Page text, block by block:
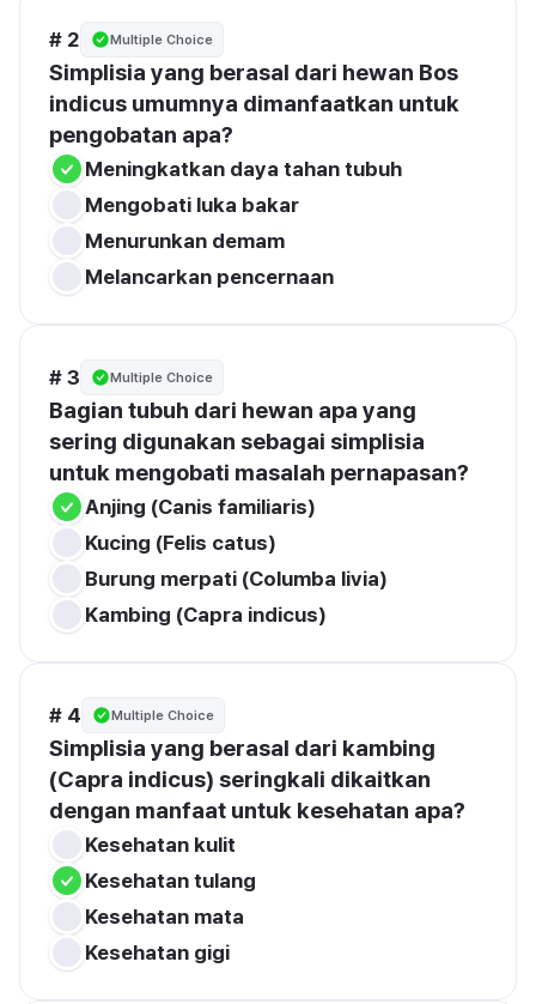
# 2 Multiple Choice
Simplisia yang berasal dari hewan Bos
indicus umumnya dimanfaatkan untuk
pengobatan apa?
Meningkatkan daya tahan tubuh
Mengobati luka bakar
Menurunkan demam
Melancarkan pencernaan
# 3 Multiple Choice
Bagian tubuh dari hewan apa yang
sering digunakan sebagai simplisia
untuk mengobati masalah pernapasan?
Anjing (Canis familiaris)
Kucing (Felis catus)
Burung merpati (Columba livia)
Kambing (Capra indicus)
# 4 Multiple Choice
Simplisia yang berasal dari kambing
(Capra indicus) seringkali dikaitkan
dengan manfaat untuk kesehatan apa?
Kesehatan kulit
Kesehatan tulang
Kesehatan mata
Kesehatan gigi